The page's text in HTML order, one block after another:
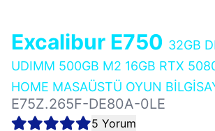
Excalibur E750 32GB
UDIMM 500GB M2 16GB RTX
HOME MASAÜSTÜ OYUN
E75Z.265F-DE80A-0LE
5 Yorum